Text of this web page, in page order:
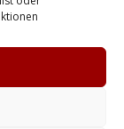
zu
die sowohl